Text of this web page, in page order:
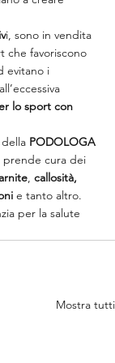
i, sono in vendita
che favoriscono
evitano i
lo sport con
PODOLOGA
prende cura dei
, callosità,
e tanto altro.
per la salute
Mostra tutti